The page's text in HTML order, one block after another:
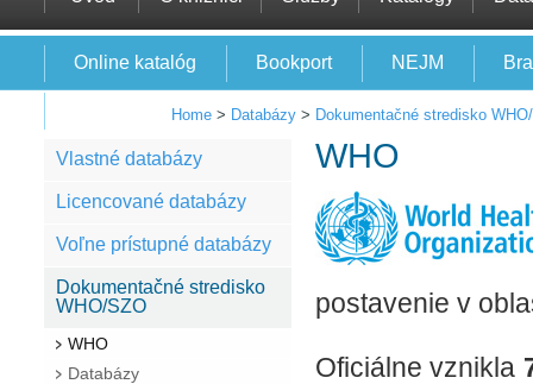
Online katalóg Bookport NEJM
Home > Databázy > Dokumentačné stredisko
Vlastné databázy
Licencované databázy
Voľne prístupné databázy
Dokumentačné stredisko
WHO/SZO
WHO
Databázy
WHO
postavenie v
Oficiálne vznikla